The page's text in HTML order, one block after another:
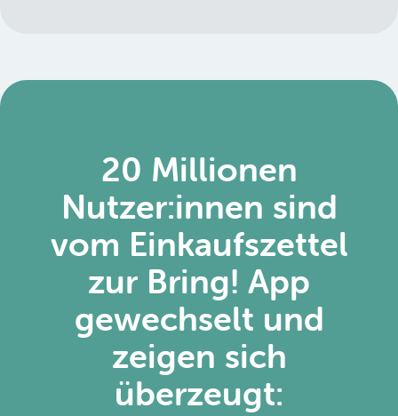
20 Millionen
Nutzer:innen sind
vom Einkaufszettel
zur Bring! App
gewechselt und
zeigen sich
überzeugt: